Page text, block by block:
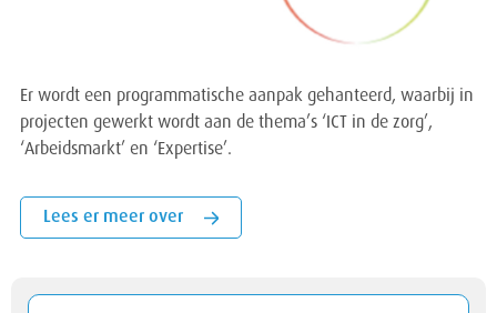
Er wordt een programmatische aanpak gehanteerd, waarbij in
projecten gewerkt wordt aan de thema’s ‘ICT in de zorg’,
‘Arbeidsmarkt’ en ‘Expertise’.
Lees er meer over